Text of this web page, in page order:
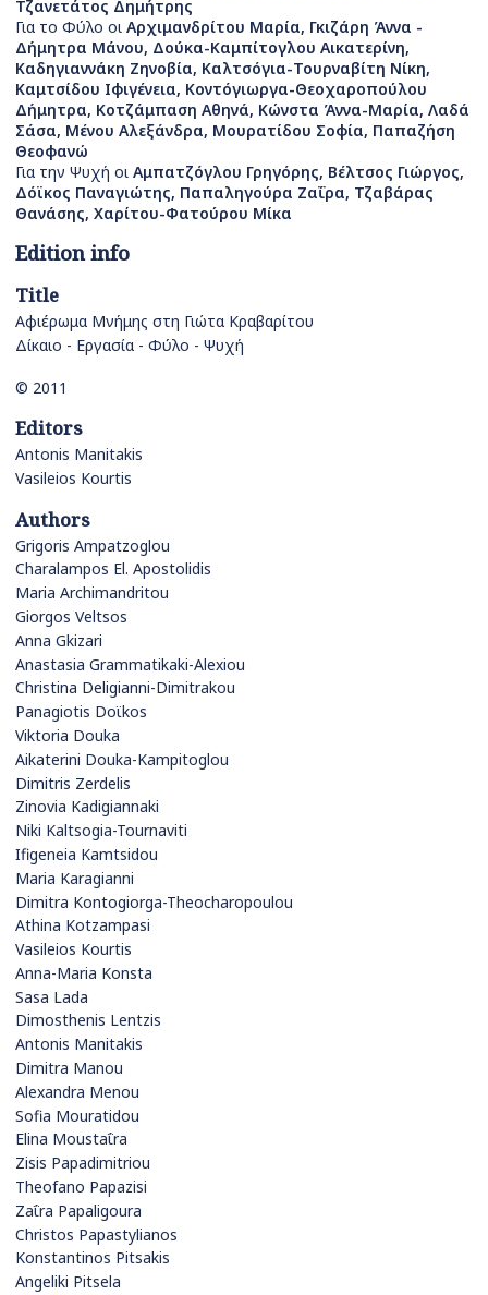
Τζανετάτος Δημήτρης
Για το Φύλο οι Αρχιμανδρίτου Μαρία, Γκιζάρη Άννα -
Δήμητρα Μάνου, Δούκα-Καμπίτογλου Αικατερίνη,
Καδηγιαννάκη Ζηνοβία, Καλτσόγια-Τουρναβίτη Νίκη,
Καμτσίδου Ιφιγένεια, Κοντόγιωργα-Θεοχαροπούλου
Δήμητρα, Κοτζάμπαση Αθηνά, Κώνστα Άννα-Μαρία, Λαδά
Σάσα, Μένου Αλεξάνδρα, Μουρατίδου Σοφία, Παπαζήση
Θεοφανώ
Για την Ψυχή οι Αμπατζόγλου Γρηγόρης, Βέλτσος Γιώργος,
Δόϊκος Παναγιώτης, Παπαληγούρα Ζαΐρα, Τζαβάρας
Θανάσης, Χαρίτου-Φατούρου Μίκα
Edition info
Title
Αφιέρωμα Μνήμης στη Γιώτα Κραβαρίτου
Δίκαιο - Εργασία - Φύλο - Ψυχή
© 2011
Editors
Antonis Manitakis
Vasileios Kourtis
Authors
Grigoris Ampatzoglou
Charalampos El. Apostolidis
Maria Archimandritou
Giorgos Veltsos
Anna Gkizari
Anastasia Grammatikaki-Alexiou
Christina Deligianni-Dimitrakou
Panagiotis Doϊkos
Viktoria Douka
Aikaterini Douka-Kampitoglou
Dimitris Zerdelis
Zinovia Kadigiannaki
Niki Kaltsogia-Tournaviti
Ifigeneia Kamtsidou
Maria Karagianni
Dimitra Kontogiorga-Theocharopoulou
Athina Kotzampasi
Vasileios Kourtis
Anna-Maria Konsta
Sasa Lada
Dimosthenis Lentzis
Antonis Manitakis
Dimitra Manou
Alexandra Menou
Sofia Mouratidou
Elina Moustaΐra
Zisis Papadimitriou
Theofano Papazisi
Zaΐra Papaligoura
Christos Papastylianos
Konstantinos Pitsakis
Angeliki Pitsela